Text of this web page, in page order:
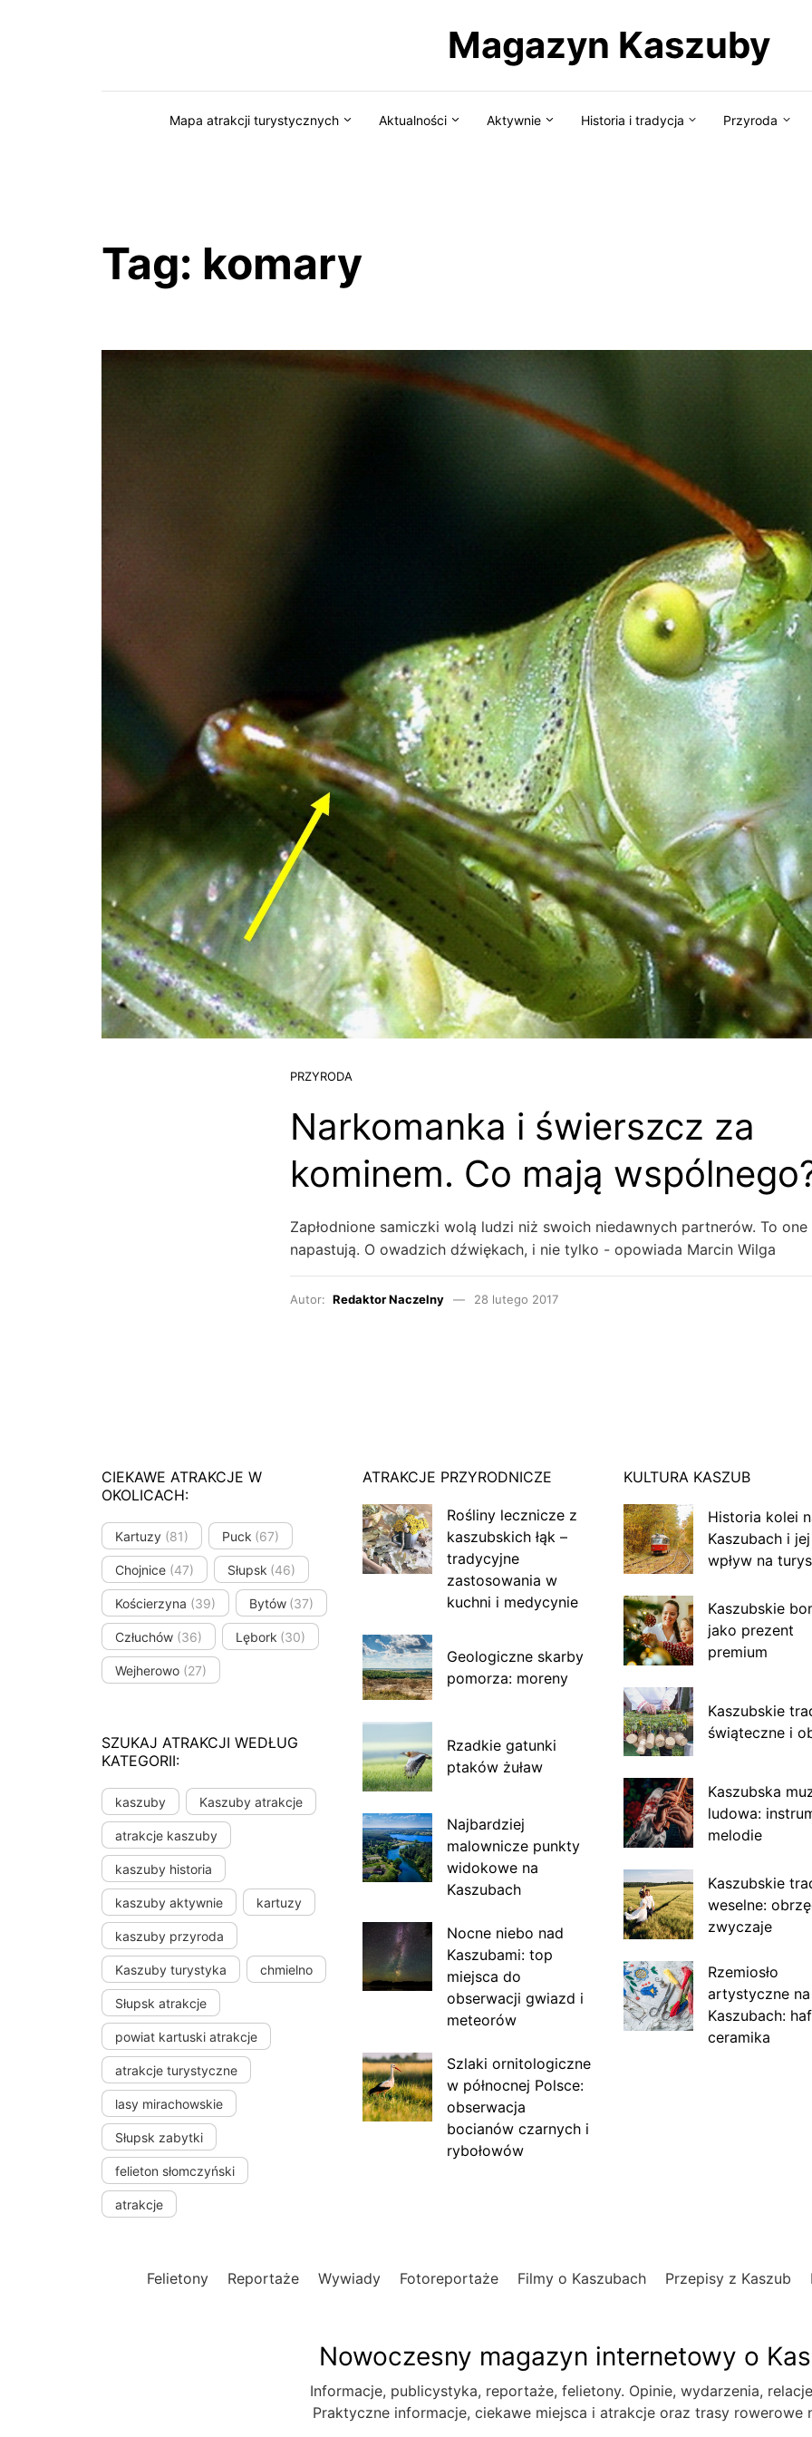
Magazyn Kaszuby
Mapa atrakcji turystycznych Aktualności Aktywnie Historia i tradycja Przyroda
Tag: komary
PRZYRODA
Narkomanka i świerszcz za
kominem. Co mają
Zapłodnione samiczki wolą ludzi niż swoich niedawnych partnerów. To one
napastują. O owadzich dźwiękach, i nie tylko - opowiada Marcin Wilga
Autor: Redaktor Naczelny 28 lutego 2017
CIEKAWE ATRAKCJE W
OKOLICACH:
Kartuzy (81) Puck (67)
Chojnice (47) Słupsk (46)
Kościerzyna (39) Bytów (37)
Człuchów (36) Lębork (30)
Wejherowo (27)
SZUKAJ ATRAKCJI WEDŁUG
KATEGORII:
kaszuby Kaszuby atrakcje
atrakcje kaszuby
kaszuby historia
kaszuby aktywnie kartuzy
kaszuby przyroda
Kaszuby turystyka chmielno
Słupsk atrakcje
powiat kartuski atrakcje
atrakcje turystyczne
lasy mirachowskie
Słupsk zabytki
felieton słomczyński
atrakcje
ATRAKCJE PRZYRODNICZE
Rośliny lecznicze z
kaszubskich łąk –
tradycyjne
zastosowania w
kuchni i medycynie
Geologiczne skarby
pomorza: moreny
Rzadkie gatunki
ptaków żuław
Najbardziej
malownicze punkty
widokowe na
Kaszubach
Nocne niebo nad
Kaszubami: top
miejsca do
obserwacji gwiazd i
meteorów
Szlaki ornitologiczne
w północnej Polsce:
obserwacja
bocianów czarnych i
rybołowów
KULTURA KASZUB
Historia kolei
Kaszubach i jej
wpływ na
Kaszubskie
jako prezent
premium
Kaszubskie
świąteczne i
Kaszubska
ludowa:
melodie
Kaszubskie
weselne:
zwyczaje
Rzemiosło
artystyczne na
Kaszubach:
ceramika
Felietony Reportaże Wywiady Fotoreportaże Filmy o Kaszubach Przepisy z Kaszub
Nowoczesny magazyn internetowy o
Informacje, publicystyka, reportaże, felietony. Opinie, wydarzenia,
Praktyczne informacje, ciekawe miejsca i atrakcje oraz trasy rowerowe